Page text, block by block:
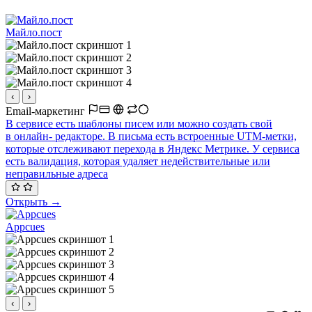
Майло.пост
‹ ›
Email-маркетинг
В сервисе есть шаблоны писем или можно создать свой
в онлайн- редакторе. В письма есть встроенные UTM-метки,
которые отслеживают перехода в Яндекс Метрике. У сервиса
есть валидация, которая удаляет недействительные или
неправильные адреса
Открыть →
Appcues
‹ ›